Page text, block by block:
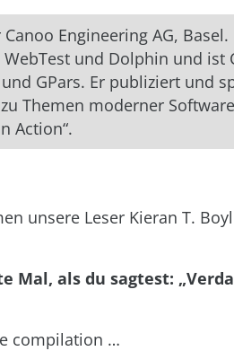
Engineering AG,
WebTest und Dolphin und ist
GPars. Er publiziert und
Themen moderner
Action“.
unsere Leser Kieran T.
Mal, als du sagtest:
compilation …